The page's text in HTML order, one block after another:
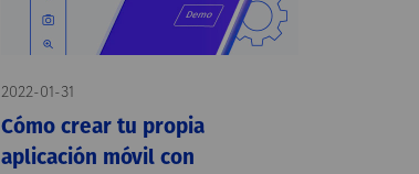
2022-01-31
Cómo crear tu propia
aplicación móvil con